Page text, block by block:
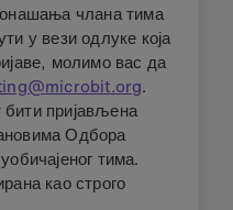
члана тима
у вези одлуке која
молимо вас да
.
пријављена
Одбора
тима.
као строго